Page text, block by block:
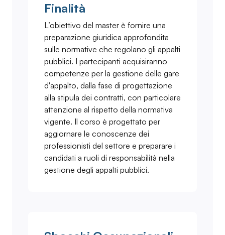
Finalità
L’obiettivo del master è fornire una
preparazione giuridica approfondita
sulle normative che regolano gli appalti
pubblici. I partecipanti acquisiranno
competenze per la gestione delle gare
d'appalto, dalla fase di progettazione
alla stipula dei contratti, con particolare
attenzione al rispetto della normativa
vigente. Il corso è progettato per
aggiornare le conoscenze dei
professionisti del settore e preparare i
candidati a ruoli di responsabilità nella
gestione degli appalti pubblici.